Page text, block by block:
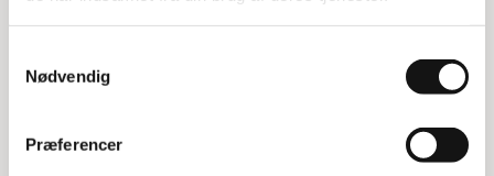
Nødvendig
Præferencer